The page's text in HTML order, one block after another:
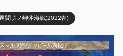
聞坊ノ岬沖海戦(2022春)